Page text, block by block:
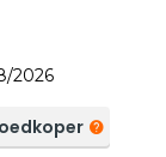
2026